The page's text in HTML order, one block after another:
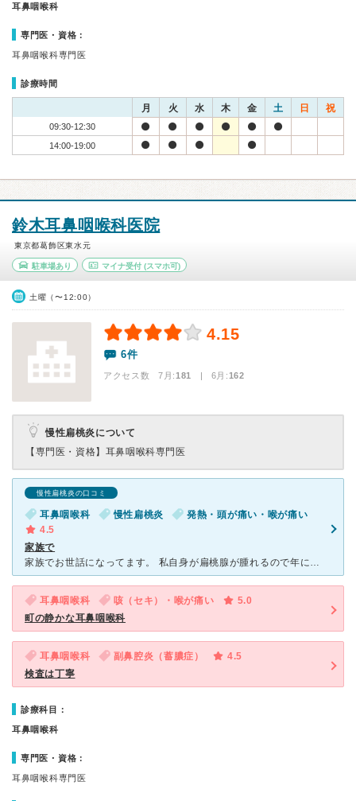
耳鼻咽喉科
専門医・資格：
耳鼻咽喉科専門医
診療時間
月 火 水 木 金 土 日 祝
09:30-12:30
14:00-19:00
鈴木耳鼻咽喉科医院
東京都葛飾区東水元
駐車場あり マイナ受付(スマホ可)
土曜（〜12:00）
4.15
6件
アクセス数 7月:181 | 6月:162
慢性扁桃炎について
【専門医・資格】 耳鼻咽喉科専門医
慢性扁桃炎の口コミ
耳鼻咽喉科 慢性扁桃炎
発熱・頭が痛い・喉が痛い
4.5
家族で
家族でお世話になってます。 私自身が扁桃腺が腫れるので年に４回は行きます。 風邪をひいた時は下手な内科に行くより 早く治ります。 子供の場合は鼻水を吸引してくれますし、 耳の中を見て耳あかが
耳鼻咽喉科 咳（セキ）・喉が痛い
5.0
町の静かな耳鼻咽喉科
耳鼻咽喉科 副鼻腔炎（蓄膿症）
4.5
検査は丁寧
診療科目：
耳鼻咽喉科
専門医・資格：
耳鼻咽喉科専門医